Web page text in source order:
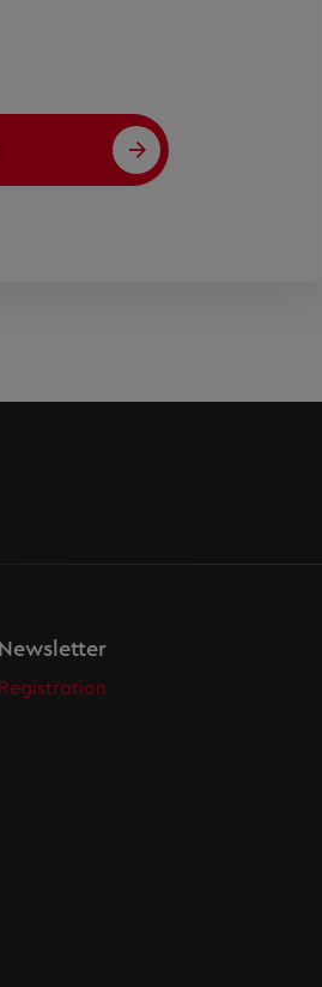
Newsletter
Registration